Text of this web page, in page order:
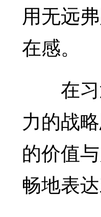
用无远
在感。
在习
力的战
的价值
畅地表